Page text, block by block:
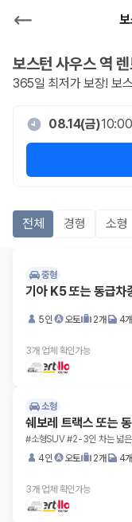
보스턴 사우스 역
365일 최저가 보장! 보
08.14(금)10:00
전체 경형 소형
중형
기아 K5 또는 동급차
5인 오토 2개 4개
3개 업체 확인가능
소형
쉐보레 트랙스 또는
#소형SUV #2-3인 차는 넓은
4인
오토 2개 4개
3개 업체 확인가능